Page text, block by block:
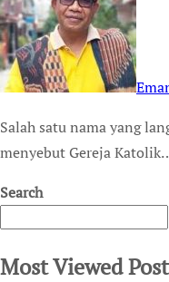
Salah satu nama yang langsung teringat ketika menyebut Lebanon adalah penyair Kahlil Gibran. Dan ketika
menyebut Gereja
Search
Most Viewed